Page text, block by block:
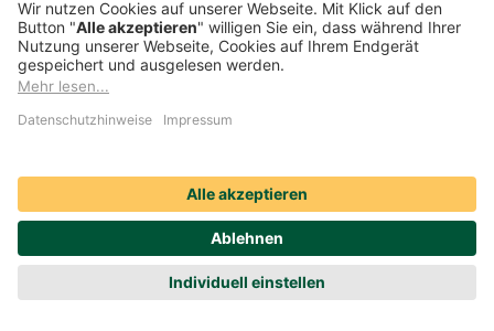
Beratungs-Rechtsschutz bei Unternehmensnachfolge
Wenn Sie Ihre Firma an eine Nachfolgerin oder einen Nachfolger
kompetente, selbstständige Rechtsanwältinnen und Rechtsanwälte,
Rechtsschutz an:0221 757-1996.
Produktservices Krankenversicherung: Welche
Vorteile bietet mir die Krankenversicherungs-App der
DEVK?